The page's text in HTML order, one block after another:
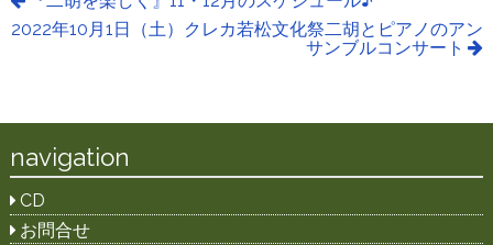
2022年10月1日（土）クレカ若松文化祭二胡とピアノのアン
サンブルコンサート
navigation
CD
お問合せ